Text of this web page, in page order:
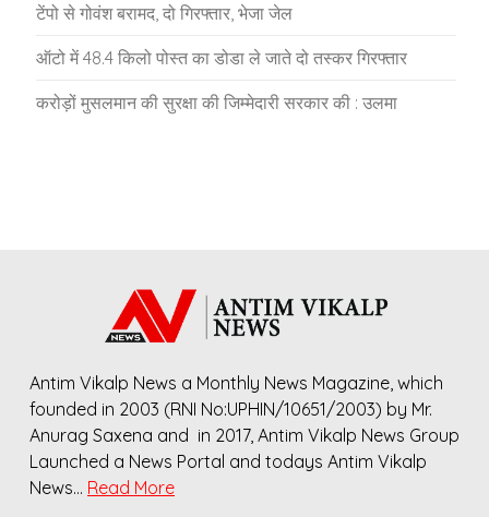
टेंपो से गोवंश बरामद, दो गिरफ्तार, भेजा जेल
ऑटो में 48.4 किलो पोस्त का डोडा ले जाते दो तस्कर गिरफ्तार
करोड़ों मुसलमान की सुरक्षा की जिम्मेदारी सरकार की : उलमा
Antim Vikalp News a Monthly News Magazine, which
founded in 2003 (RNI No:UPHIN/10651/2003) by Mr.
Anurag Saxena and in 2017, Antim Vikalp News Group
Launched a News Portal and todays Antim Vikalp
News… Read More